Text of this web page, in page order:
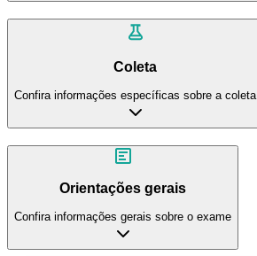
Coleta
Confira informações específicas sobre a coleta
Orientações gerais
Confira informações gerais sobre o exame